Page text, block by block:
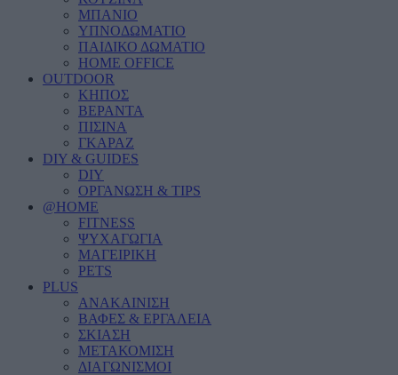
ΜΠΑΝΙΟ
ΥΠΝΟΔΩΜΑΤΙΟ
ΠΑΙΔΙΚΟ ΔΩΜΑΤΙΟ
HOME OFFICE
OUTDOOR
ΚΗΠΟΣ
ΒΕΡΑΝΤΑ
ΠΙΣΙΝΑ
ΓΚΑΡΑΖ
DIY & GUIDES
DIY
ΟΡΓΑΝΩΣΗ & TIPS
@HOME
FITNESS
ΨΥΧΑΓΩΓΙΑ
ΜΑΓΕΙΡΙΚΗ
PETS
PLUS
ΑΝΑΚΑΙΝΙΣΗ
ΒΑΦΕΣ & ΕΡΓΑΛΕΙΑ
ΣΚΙΑΣΗ
ΜΕΤΑΚΟΜΙΣΗ
ΔΙΑΓΩΝΙΣΜΟΙ